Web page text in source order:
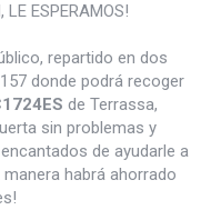
ESPERAMOS!
repartido en dos
donde podrá recoger
de Terrassa,
sin problemas y
de ayudarle a
habrá ahorrado